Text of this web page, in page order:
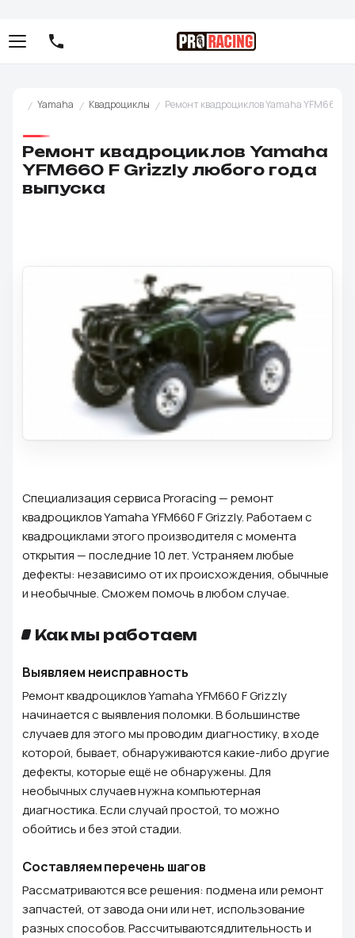
Yamaha Квадроциклы Ремонт квадроциклов Yamaha YFM660 F
Ремонт квадроциклов Yamaha
YFM660 F Grizzly любого года
выпуска
Специализация сервиса Proracing — ремонт
квадроциклов Yamaha YFM660 F Grizzly. Работаем с
квадроциклами этого производителя с момента
открытия — последние 10 лет. Устраняем любые
дефекты: независимо от их происхождения, обычные
и необычные. Сможем помочь в любом случае.
Как мы работаем
Выявляем неисправность
Ремонт квадроциклов Yamaha YFM660 F Grizzly
начинается с выявления поломки. В большинстве
случаев для этого мы проводим диагностику, в ходе
которой, бывает, обнаруживаются какие-либо другие
дефекты, которые ещё не обнаружены. Для
необычных случаев нужна компьютерная
диагностика. Если случай простой, то можно
обойтись и без этой стадии.
Составляем перечень шагов
Рассматриваются все решения: подмена или ремонт
запчастей, от завода они или нет, использование
разных способов. Рассчитываютсядлительность и